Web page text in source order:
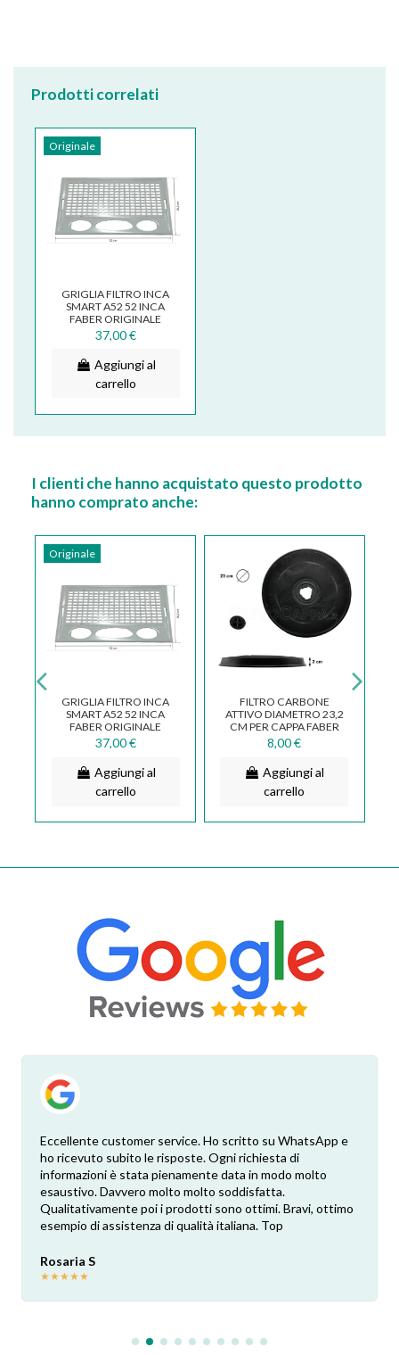
Prodotti correlati
Originale
GRIGLIA FILTRO INCA
SMART A52 52 INCA
FABER ORIGINALE
133.0065.599
37,00 €
Aggiungi al
carrello
I clienti che hanno acquistato questo prodotto
hanno comprato anche:
Originale
GRIGLIA FILTRO INCA
SMART A52 52 INCA
FABER ORIGINALE
133.0065.599
37,00 €
Aggiungi al
carrello
FILTRO CARBONE
ATTIVO DIAMETRO 23,2
CM PER CAPPA FABER
SMEG FRANKE ARISTON
8,00 €
Aggiungi al
carrello
Eccellente customer service. Ho scritto su WhatsApp e
ho ricevuto subito le risposte. Ogni richiesta di
informazioni è stata pienamente data in modo molto
esaustivo. Davvero molto molto soddisfatta.
Qualitativamente poi i prodotti sono ottimi. Bravi, ottimo
esempio di assistenza di qualità italiana. Top
Rosaria S
★★★★★